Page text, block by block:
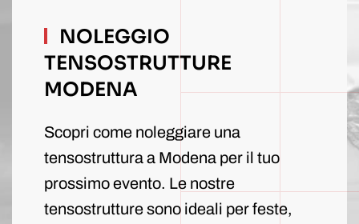
NOLEGGIO
TENSOSTRUTTURE
MODENA
Scopri come noleggiare una
tensostruttura a Modena per il tuo
prossimo evento. Le nostre
tensostrutture sono ideali per feste,